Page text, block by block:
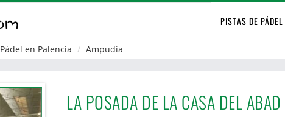
PISTAS DE PÁDEL
Pádel en Palencia Ampudia
LA POSADA DE LA CASA DEL ABAD